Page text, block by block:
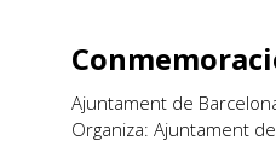
Ajuntament de
Organiza: Ajuntament